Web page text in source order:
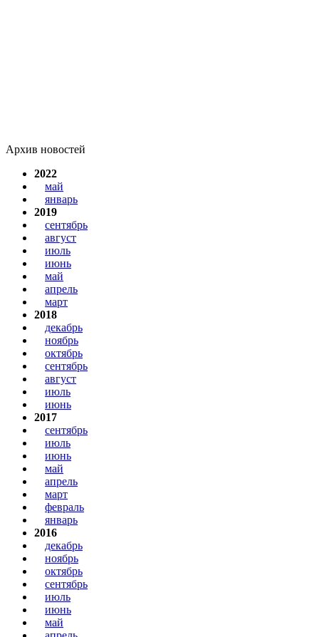
Архив новостей
2022
май
январь
2019
сентябрь
август
июль
июнь
май
апрель
март
2018
декабрь
ноябрь
октябрь
сентябрь
август
июль
июнь
2017
сентябрь
июль
июнь
май
апрель
март
февраль
январь
2016
декабрь
ноябрь
октябрь
сентябрь
июль
июнь
май